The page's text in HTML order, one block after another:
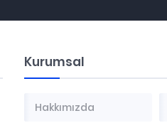
Kurumsal
Hakkımızda